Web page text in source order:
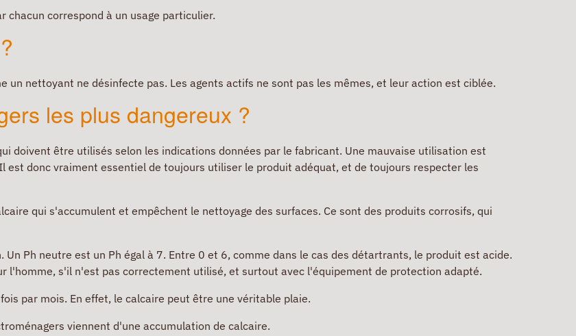
correspond à un usage particulier.
nettoyant ne désinfecte pas. Les agents actifs ne sont pas les mêmes, et leur action est ciblée.
les plus dangereux ?
doivent être utilisés selon les indications données par le fabricant. Une mauvaise utilisation est
donc vraiment essentiel de toujours utiliser le produit adéquat, et de toujours respecter les
qui s'accumulent et empêchent le nettoyage des surfaces. Ce sont des produits corrosifs, qui
Ph neutre est un Ph égal à 7. Entre 0 et 6, comme dans le cas des détartrants, le produit est acide.
l'homme, s'il n'est pas correctement utilisé, et surtout avec l'équipement de protection adapté.
par mois. En effet, le calcaire peut être une véritable plaie.
viennent d'une accumulation de calcaire.